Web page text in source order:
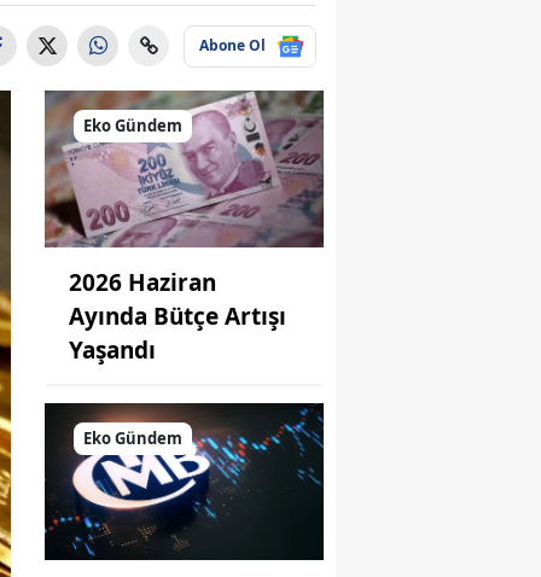
Abone Ol
Eko Gündem
2026 Haziran
Ayında Bütçe Artışı
Yaşandı
Eko Gündem